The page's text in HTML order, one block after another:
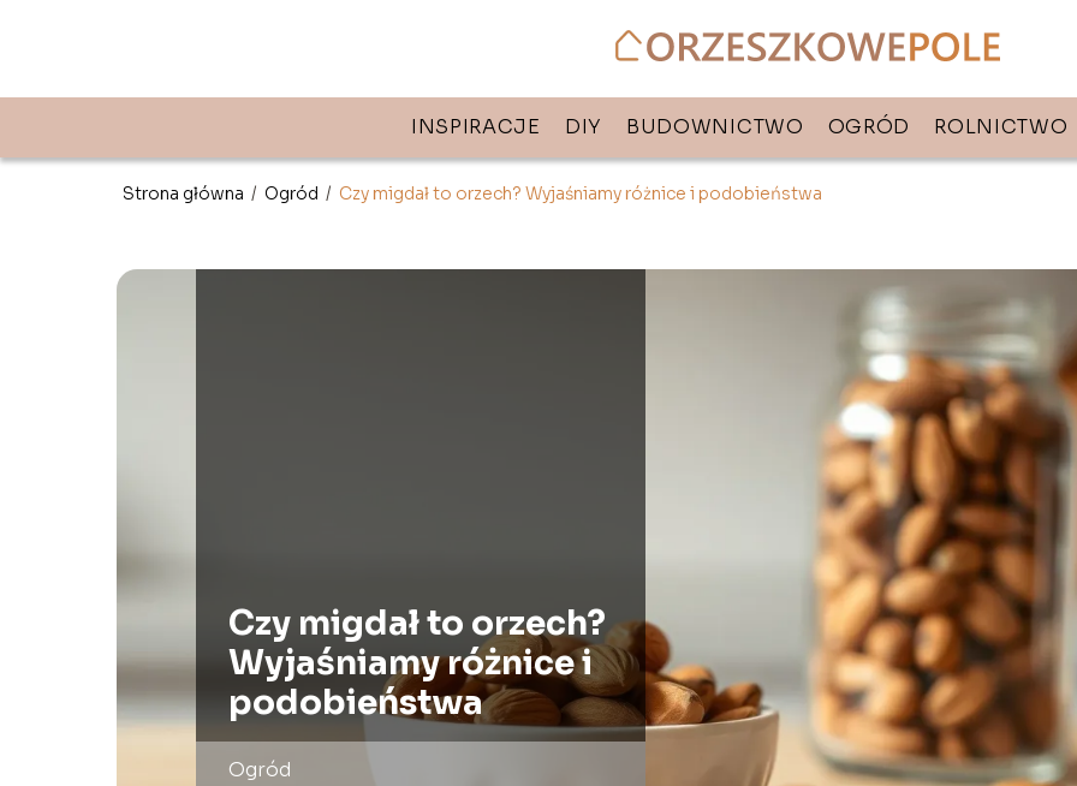
INSPIRACJE DIY BUDOWNICTWO OGRÓD ROLNICTWO
Strona główna / Ogród / Czy migdał to orzech? Wyjaśniamy różnice i podobieństwa
Czy migdał to orzech?
Wyjaśniamy różnice i
podobieństwa
Ogród